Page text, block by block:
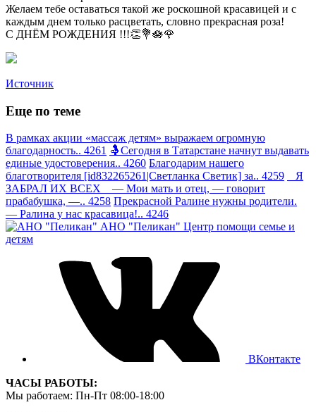
Желаем тебе оставаться такой же роскошной красавицей и с
каждым днем только расцветать, словно прекрасная роза!
С ДНЁМ РОЖДЕНИЯ !!!👏💐🪷🌹
Источник
Еще по теме
В рамках акции «массаж детям» выражаем огромную
благодарность.. 4261 🤱Сегодня в Татарстане начнут выдавать
единые удостоверения.. 4260 Благодарим нашего
благотворителя [id832265261|Светланка Светик] за.. 4259
Я
ЗАБРАЛ ИХ ВСЕХ — Мои мать и отец, — говорит
прабабушка, —.. 4258 Прекрасной Ралине нужны родители.
— Ралина у нас красавица!.. 4246
АНО "Пеликан" Центр помощи семье и
детям
ВКонтакте
ЧАСЫ РАБОТЫ:
Мы работаем: Пн-Пт 08:00-18:00